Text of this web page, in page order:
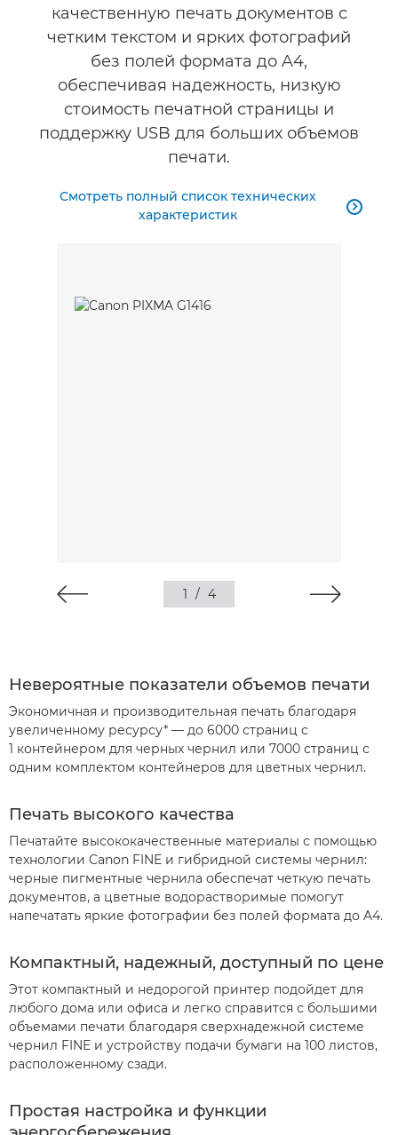
качественную печать документов с
четким текстом и ярких фотографий
без полей формата до A4,
обеспечивая надежность, низкую
стоимость печатной страницы и
поддержку USB для больших объемов
печати.
Смотреть полный список технических
характеристик

1 / 4
Невероятные показатели объемов печати
Экономичная и производительная печать благодаря
увеличенному ресурсу* — до 6000 страниц с
1 контейнером для черных чернил или 7000 страниц с
одним комплектом контейнеров для цветных чернил.
Печать высокого качества
Печатайте высококачественные материалы с помощью
технологии Canon FINE и гибридной системы чернил:
черные пигментные чернила обеспечат четкую печать
документов, а цветные водорастворимые помогут
напечатать яркие фотографии без полей формата до A4.
Компактный, надежный, доступный по цене
Этот компактный и недорогой принтер подойдет для
любого дома или офиса и легко справится с большими
объемами печати благодаря сверхнадежной системе
чернил FINE и устройству подачи бумаги на 100 листов,
расположенному сзади.
Простая настройка и функции